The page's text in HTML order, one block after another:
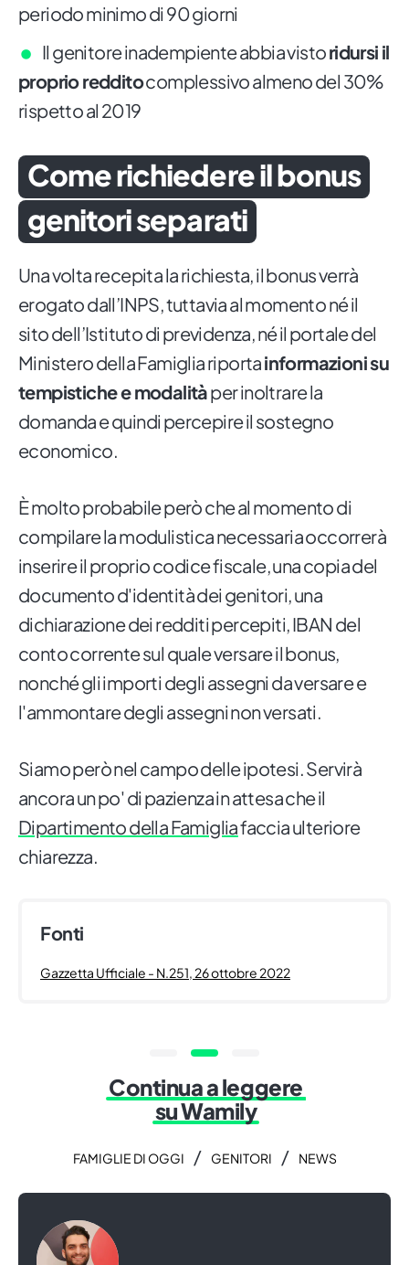
periodo minimo di 90 giorni
Il genitore inadempiente abbia vistoridursi il
proprio redditocomplessivo almeno del 30%
rispetto al 2019
Come richiedere il bonus
genitori separati
Una volta recepita la richiesta, il bonus verrà
erogato dall’INPS, tuttavia al momento né il
sito dell’Istituto di previdenza, né il portale del
Ministero della Famiglia riportainformazioni su
tempistiche e modalitàper inoltrare la
domanda e quindi percepire il sostegno
economico.
È molto probabile però che al momento di
compilare la modulistica necessaria occorrerà
inserire il proprio codice fiscale, una copia del
documento d'identità dei genitori, una
dichiarazione dei redditi percepiti, IBAN del
conto corrente sul quale versare il bonus,
nonché gli importi degli assegni da versare e
l'ammontare degli assegni non versati.
Siamo però nel campo delle ipotesi. Servirà
ancora un po' di pazienza in attesa che il
Dipartimento della Famigliafaccia ulteriore
chiarezza.
Fonti
Gazzetta Ufficiale - N.251, 26 ottobre 2022
Continua a leggere
su Wamily
FAMIGLIE DI OGGI / GENITORI / NEWS